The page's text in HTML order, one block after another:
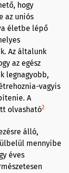
hogy
az uniós
életbe lépő
Az általunk
az egész
legnagyobb,
vagyis
A
olvasható2
álló,
mennyibe
éves